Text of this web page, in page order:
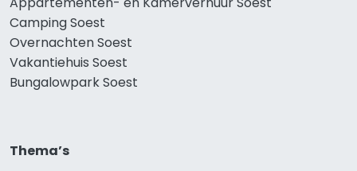
Camping Soest
Overnachten Soest
Vakantiehuis Soest
Bungalowpark Soest
Thema’s